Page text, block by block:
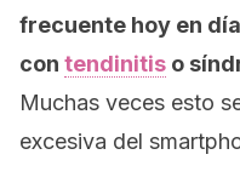
frecuente hoy en
con tendinitis o
Muchas veces esto
excesiva del